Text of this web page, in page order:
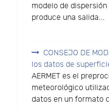
modelo de dispersión
produce una salida...
CONSEJO DE
los datos de
AERMET es el
meteorológico
datos en un formato